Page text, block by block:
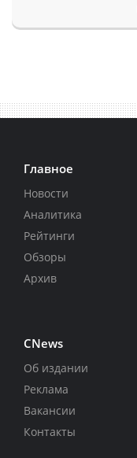
Главное
Новости
Аналитика
Рейтинги
Обзоры
Архив
CNews
Об издании
Реклама
Вакансии
Контакты